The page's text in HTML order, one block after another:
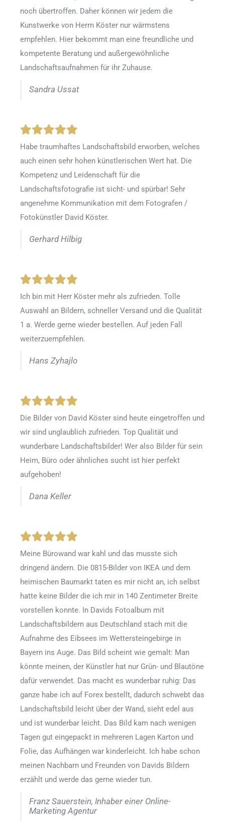
noch übertroffen. Daher können wir jedem die
Kunstwerke von Herrn Köster nur wärmstens
empfehlen. Hier bekommt man eine freundliche und
kompetente Beratung und außergewöhnliche
Landschaftsaufnahmen für ihr Zuhause.
Sandra Ussat
Habe traumhaftes Landschaftsbild erworben, welches
auch einen sehr hohen künstlerischen Wert hat. Die
Kompetenz und Leidenschaft für die
Landschaftsfotografie ist sicht- und spürbar! Sehr
angenehme Kommunikation mit dem Fotografen /
Fotokünstler David Köster.
Gerhard Hilbig
Ich bin mit Herr Köster mehr als zufrieden. Tolle
Auswahl an Bildern, schneller Versand und die Qualität
1 a. Werde gerne wieder bestellen. Auf jeden Fall
weiterzuempfehlen.
Hans Zyhajlo
Die Bilder von David Köster sind heute eingetroffen und
wir sind unglaublich zufrieden. Top Qualität und
wunderbare Landschaftsbilder! Wer also Bilder für sein
Heim, Büro oder ähnliches sucht ist hier perfekt
aufgehoben!
Dana Keller
Meine Bürowand war kahl und das musste sich
dringend ändern. Die 0815-Bilder von IKEA und dem
heimischen Baumarkt taten es mir nicht an, ich selbst
hatte keine Bilder die ich mir in 140 Zentimeter Breite
vorstellen konnte. In Davids Fotoalbum mit
Landschaftsbildern aus Deutschland stach mit die
Aufnahme des Eibsees im Wettersteingebirge in
Bayern ins Auge. Das Bild scheint wie gemalt: Man
könnte meinen, der Künstler hat nur Grün- und Blautöne
dafür verwendet. Das macht es wunderbar ruhig: Das
ganze habe ich auf Forex bestellt, dadurch schwebt das
Landschaftsbild leicht über der Wand, sieht edel aus
und ist wunderbar leicht. Das Bild kam nach wenigen
Tagen gut eingepackt in mehreren Lagen Karton und
Folie, das Aufhängen war kinderleicht. Ich habe schon
meinen Nachbarn und Freunden von Davids Bildern
erzählt und werde das gerne wieder tun.
Franz Sauerstein, Inhaber einer Online-
Marketing Agentur